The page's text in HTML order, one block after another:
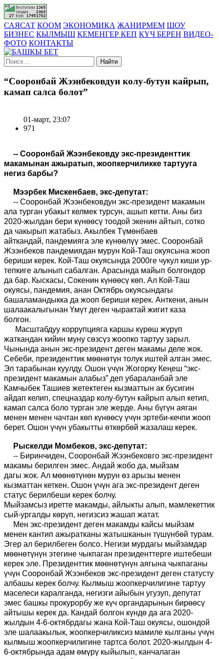
САЯСАТ КООМ ЭКОНОМИКА ЖАНИРМЕМ ШОУ
БИЗНЕС КЫЛМЫШ КЕМЕНГЕР КЕП КҮЧ БЕРЕН ВИДЕО-
ФОТО КОНТАКТЫ
Найти
“Сооронбай Жээнбековдун колу-бутун кайрып,
камап салса болот”
01-март, 23:07
971
-- Сооронбай Жээнбековду экс-президенттик
макамынан ажыратып, жоопкерчиликке тартууга
негиз барбы?
Мээрбек Мискенбаев, экс-депутат:
-- Сооронбай Жээнбековдун экс-президент макамын
ала турган убакыт келмек турсун, ашып кетти. Аны биз
2020-жылдан бери күнөөсү тоодой экенин айтып, сотко
да чакырып жатабыз. Акылбек Түмөнбаев
айткандай, пандемияга эле күнөөлүү эмес. Сооронбай
Жээнбеков пандемиядан мурун Кой-Таш окуясына жооп
бериши керек. Кой-Таш окуясында 2000ге чукул киши ур-
тепкиге алынып сабалган. Арасында майып болгондор
да бар. Кыскасы, Сокенин күнөөсү көп. Ал Кой-Таш
окуясы, пандемия, анан Октябрь окуясындагы
башаламандыкка да жооп бериши керек. Анткени, анын
шалаакалыгынан Үмүт деген чырактай жигит каза
болгон.
Масштабдуу коррупцияга каршы күрөш жүрүп
жаткандан кийин муну сөзсүз жоопко тартуу зарыл.
Чынында анын экс-президент деген макамы деле жок.
Себеби, президенттик мөөнөтүн толук иштей алган эмес.
Эл тарабынан куулду. Ошон үчүн Жогорку Кеңеш “экс-
президент макамын алабыз” деп убараланбай эле
Камчыбек Ташиев жетектеген кызматтын ак бусигин
айдап келип, спецназдар колу-бутун кайрып алып кетип,
камап салса боло турган эле жерде. Аны бүгүн аяган
менен менен чачтан көп күнөөсү үчүн эртеби-кечпи жооп
берет. Ошон үчүн убакытты өткөрбөй жазалаш керек.
Рыскелди Момбеков, экс-депутат:
-- Биринчиден, Сооронбай Жээнбековго экс-президент
макамы берилген эмес. Андай жобо да, мыйзам
дагы жок. Ал мөөнөтүнөн мурун өз арызы менен
кызматтан кеткен. Ошон үчүн ага экс-президент деген
статус берилбеши керек болчу.
Мыйзамсыз иретте макамды, айлыкты алып, мамлекеттик
сый-ургалды көрүп, негизсиз жашап жатат.
Мен экс-президент деген макамды кайсы мыйзам
менен кантип ажыратканы жатышканын түшүнбөй турам.
Эгер ал берилбеген болсо. Негизи мурдагы мыйзамдар
мөөнөтүнүн этегине чыкпаган президенттерге иштебеши
керек эле. Президенттик мөөнөтүнүн аягына чыкпаганы
үчүн Сооронбай Жээнбеков экс-президент деген статусту
албашы керек болчу. Кылмыш жоопкерчилигине тартуу
маселеси каралганда, негизги айыбын угузуп, депутат
эмес башкы прокурорбу же күч органдарынын бирөөсү
айтышы керек да. Кандай болгон күндө да ага 2020-
жылдын 4-6-октябрдагы жана Кой-Таш окуясы, ошондой
эле шалаакылык, жоопкерчиликсиз мамиле кылганы үчүн
кылмыш жоопкерчилигине тартса болот. 2020-жылдын 4-
6-октябрында адам өмүрү кыйылып, канчалаган